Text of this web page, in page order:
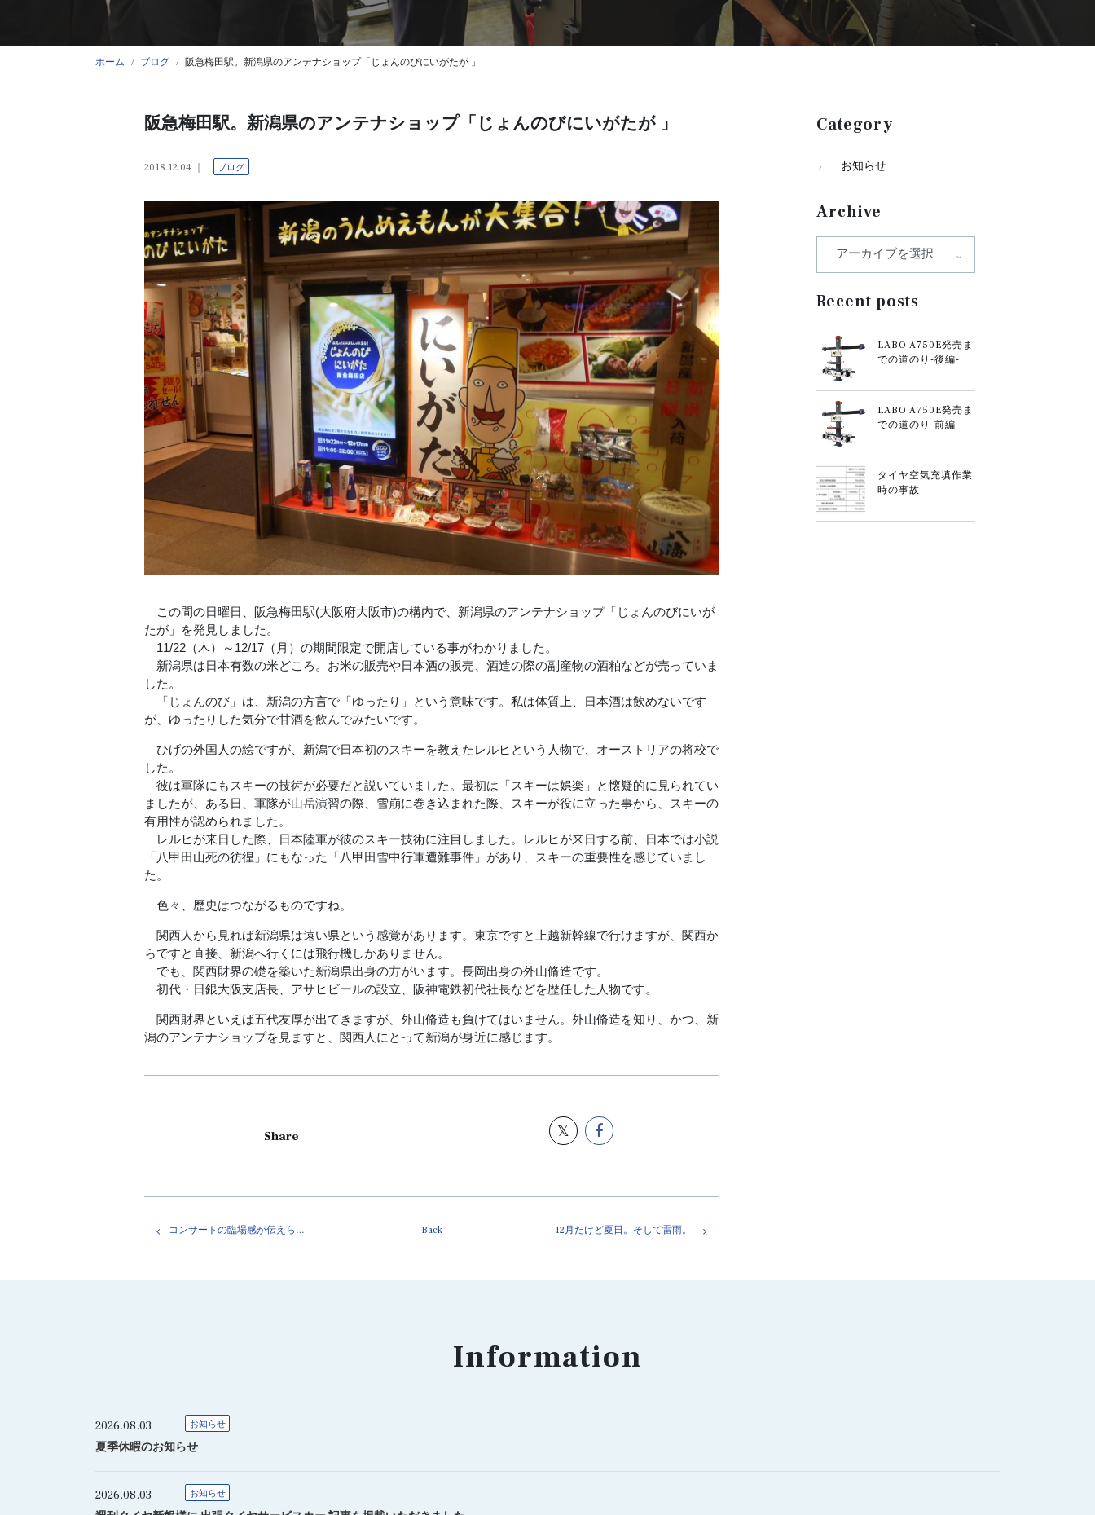
ホーム ブログ 阪急梅田駅。新潟県のアンテナショップ「じょんのびにいがたが 」
阪急梅田駅。新潟県のアンテナショップ「じょんのびにいがたが 」
2018.12.04 ブログ
この間の日曜日、阪急梅田駅(大阪府大阪市)の構内で、新潟県のアンテナショップ「じょんのびにいが
たが」を発見しました。
11/22（木）～12/17（月）の期間限定で開店している事がわかりました。
新潟県は日本有数の米どころ。お米の販売や日本酒の販売、酒造の際の副産物の酒粕などが売っていま
した。
「じょんのび」は、新潟の方言で「ゆったり」という意味です。私は体質上、日本酒は飲めないです
が、ゆったりした気分で甘酒を飲んでみたいです。
ひげの外国人の絵ですが、新潟で日本初のスキーを教えたレルヒという人物で、オーストリアの将校で
した。
彼は軍隊にもスキーの技術が必要だと説いていました。最初は「スキーは娯楽」と懐疑的に見られてい
ましたが、ある日、軍隊が山岳演習の際、雪崩に巻き込まれた際、スキーが役に立った事から、スキーの
有用性が認められました。
レルヒが来日した際、日本陸軍が彼のスキー技術に注目しました。レルヒが来日する前、日本では小説
「八甲田山死の彷徨」にもなった「八甲田雪中行軍遭難事件」があり、スキーの重要性を感じていまし
た。
色々、歴史はつながるものですね。
関西人から見れば新潟県は遠い県という感覚があります。東京ですと上越新幹線で行けますが、関西か
らですと直接、新潟へ行くには飛行機しかありません。
でも、関西財界の礎を築いた新潟県出身の方がいます。長岡出身の外山脩造です。
初代・日銀大阪支店長、アサヒビールの設立、阪神電鉄初代社長などを歴任した人物です。
関西財界といえば五代友厚が出てきますが、外山脩造も負けてはいません。外山脩造を知り、かつ、新
潟のアンテナショップを見ますと、関西人にとって新潟が身近に感じます。
Share
コンサートの臨場感が伝えられない。権利関係の話 Back 12月だけど夏日。そして雷雨。
Category
お知らせ
Archive
Recent posts
LABO A750E発売ま
での道のり-後編-
LABO A750E発売ま
での道のり-前編-
タイヤ空気充填作業
時の事故
Information
2026.08.03 お知らせ
夏季休暇のお知らせ
2026.08.03 お知らせ